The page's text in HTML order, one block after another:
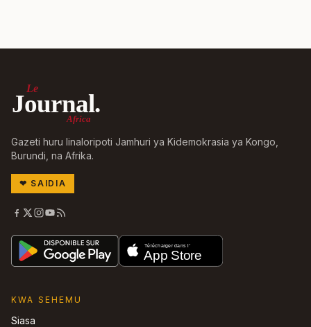
Le
Journal.
Africa
Gazeti huru linaloripoti Jamhuri ya Kidemokrasia ya Kongo,
Burundi, na Afrika.
❤ SAIDIA
KWA SEHEMU
Siasa